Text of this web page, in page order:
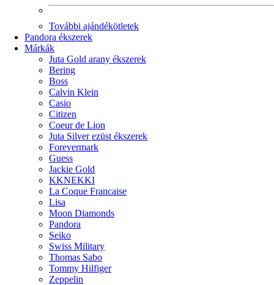
További ajándékötletek
Pandora ékszerek
Márkák
Juta Gold arany ékszerek
Bering
Boss
Calvin Klein
Casio
Citizen
Coeur de Lion
Juta Silver ezüst ékszerek
Forevermark
Guess
Jackie Gold
KKNEKKI
La Coque Francaise
Lisa
Moon Diamonds
Pandora
Seiko
Swiss Military
Thomas Sabo
Tommy Hilfiger
Zeppelin